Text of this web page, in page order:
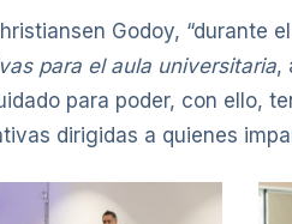
Godoy, “durante
para el aula universitaria,
para poder, con ello,
dirigidas a quienes